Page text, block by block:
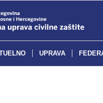
UPRAVA